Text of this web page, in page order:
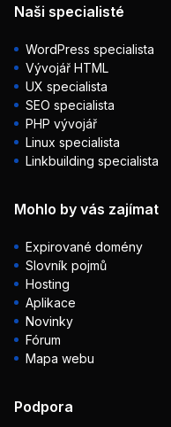
Naši specialisté
WordPress specialista
Vývojář HTML
UX specialista
SEO specialista
PHP vývojář
Linux specialista
Linkbuilding specialista
Mohlo by vás zajímat
Expirované domény
Slovník pojmů
Hosting
Aplikace
Novinky
Fórum
Mapa webu
Podpora